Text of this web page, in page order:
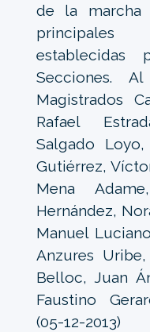
de la marcha
Secciones.
Magistrados
Rafael
Salgado
Gutiérrez,
Mena
Hernández,
Manuel
Anzures
Belloc, Juan
Faustino
(05-12-2013)